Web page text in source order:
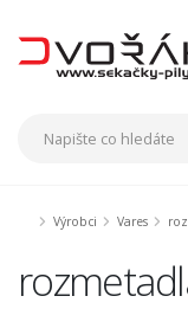
Výrobci Vares